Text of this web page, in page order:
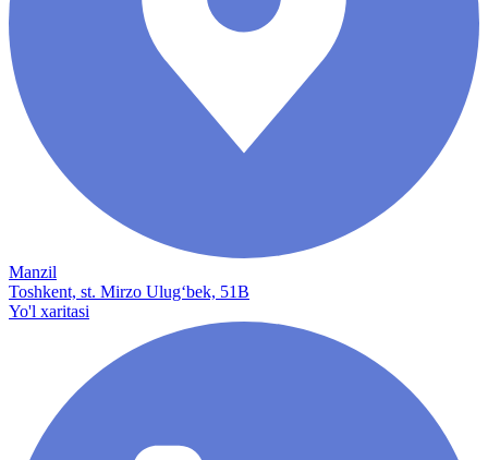
Manzil
Toshkent, st. Mirzo Ulug‘bek, 51B
Yo'l xaritasi